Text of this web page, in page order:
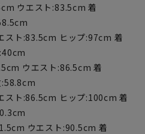
ウエスト:83.5cm 着
スト:83.5cm ヒップ:97cm 着
ウエスト:86.5cm 着
スト:86.5cm ヒップ:100cm 着
ウエスト:90.5cm 着